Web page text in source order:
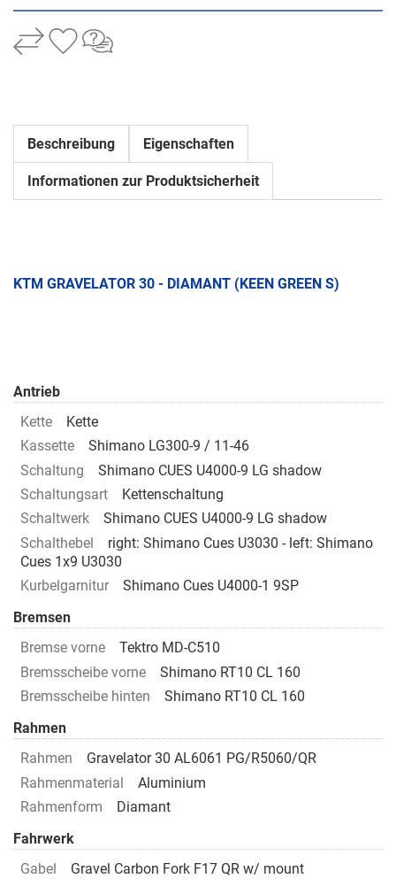
Beschreibung Eigenschaften
Informationen zur Produktsicherheit
KTM GRAVELATOR 30 - DIAMANT (KEEN GREEN S)
Antrieb
Kette
Kette
Kassette
Shimano LG300-9 / 11-46
Schaltung
Shimano CUES U4000-9 LG shadow
Schaltungsart
Kettenschaltung
Schaltwerk
Shimano CUES U4000-9 LG shadow
Schalthebel
right: Shimano Cues U3030 - left: Shimano
Cues 1x9 U3030
Kurbelgarnitur
Shimano Cues U4000-1 9SP
Bremsen
Bremse vorne
Tektro MD-C510
Bremsscheibe vorne
Shimano RT10 CL 160
Bremsscheibe hinten
Shimano RT10 CL 160
Rahmen
Rahmen
Gravelator 30 AL6061 PG/R5060/QR
Rahmenmaterial
Aluminium
Rahmenform
Diamant
Fahrwerk
Gabel
Gravel Carbon Fork F17 QR w/ mount